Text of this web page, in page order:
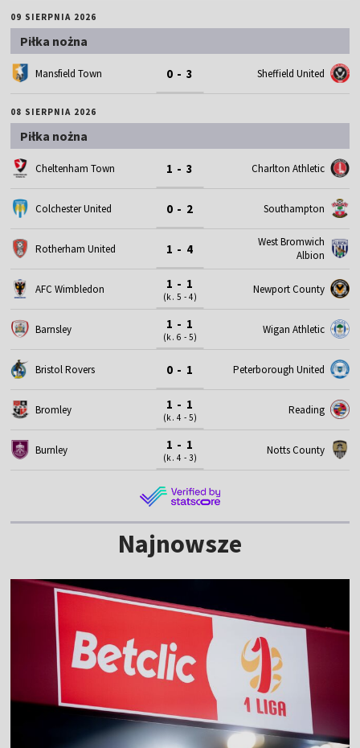
09 SIERPNIA 2026
Piłka nożna
Mansfield Town 0 - 3 Sheffield United
08 SIERPNIA 2026
Piłka nożna
Cheltenham Town 1 - 3 Charlton Athletic
Colchester United 0 - 2 Southampton
Rotherham United 1 - 4
West Bromwich
Albion
AFC Wimbledon 1 - 1
(k. 5 - 4)
Newport County
Barnsley 1 - 1
(k. 6 - 5)
Wigan Athletic
Bristol Rovers 0 - 1 Peterborough United
Bromley 1 - 1
(k. 4 - 5)
Reading
Burnley 1 - 1
(k. 4 - 3)
Notts County
Najnowsze